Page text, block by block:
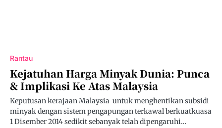
Rantau
Kejatuhan Harga Minyak Dunia: Punca
& Implikasi Ke Atas Malaysia
Keputusan kerajaan Malaysia untuk menghentikan subsidi
minyak dengan sistem pengapungan terkawal berkuatkuasa
1 Disember 2014 sedikit sebanyak telah dipengaruhi…